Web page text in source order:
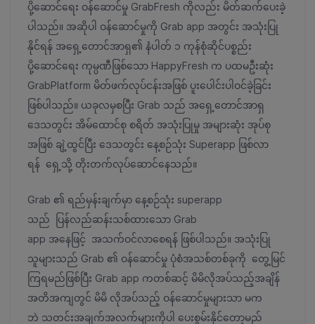
ပို့ဆောင်ရေး ဝန်ဆောင်မှု GrabFresh ကိုလည်း မိတ်ဆက်ပေးခဲ့
ပါသည်။ အဆိုပါ ဝန်ဆောင်မှုကို Grab app အတွင်း အသုံးပြု
နိုင်ရန် အရှေ့တောင်အာရှ၏ နံပါတ် ၁ ကုန်စုံဆိုင်ပစ္စည်း
ပို့ဆောင်ရေး ကုမ္ပဏီဖြစ်သော HappyFresh က ပထမဦးဆုံး
GrabPlatform မိတ်ဖက်လုပ်ငန်းအဖြစ် ပူးပေါင်းပါဝင်ခဲ့ခြင်း
ဖြစ်ပါသည်။ ယခုလမှစပြီး Grab သည် အရှေ့တောင်အာရှ
ဒေသတွင်း အိမ်ထောင်စု စရိတ် အသုံးပြုမှု အများဆုံး အုပ်စု
အဖြစ် ချဲ့ထွင်ပြီး ဒေသတွင်း နေ့စဉ်သုံး Superapp ဖြစ်လာ
ရန် ရှေ့သို့ တိုးတက်လုပ်ဆောင်နေသည်။
Grab ၏ ရည်မှန်းချက်မှာ နေ့စဉ်သုံး superapp
သည် ပြန်လည်ဆန်းသစ်ထားသော Grab
app အနေဖြင့် အသက်ဝင်လာစေရန် ဖြစ်ပါသည်။ အသုံးပြု
သူများသည် Grab ၏ ဝန်ဆောင်မှု ပုံစံအသစ်တစ်ခုကို တွေ့မြင်
ကြရမည်ဖြစ်ပြီး Grab app ကတစ်ဆင့် မိမိလိုအပ်သည့်အချိန်
အတိအကျတွင် မိမိ လိုအပ်သည့် ဝန်ဆောင်မှုများသာ မက
ဘဲ သတင်းအချက်အလက်များကိုပါ ပေးစွမ်းနိုင်တော့မည်